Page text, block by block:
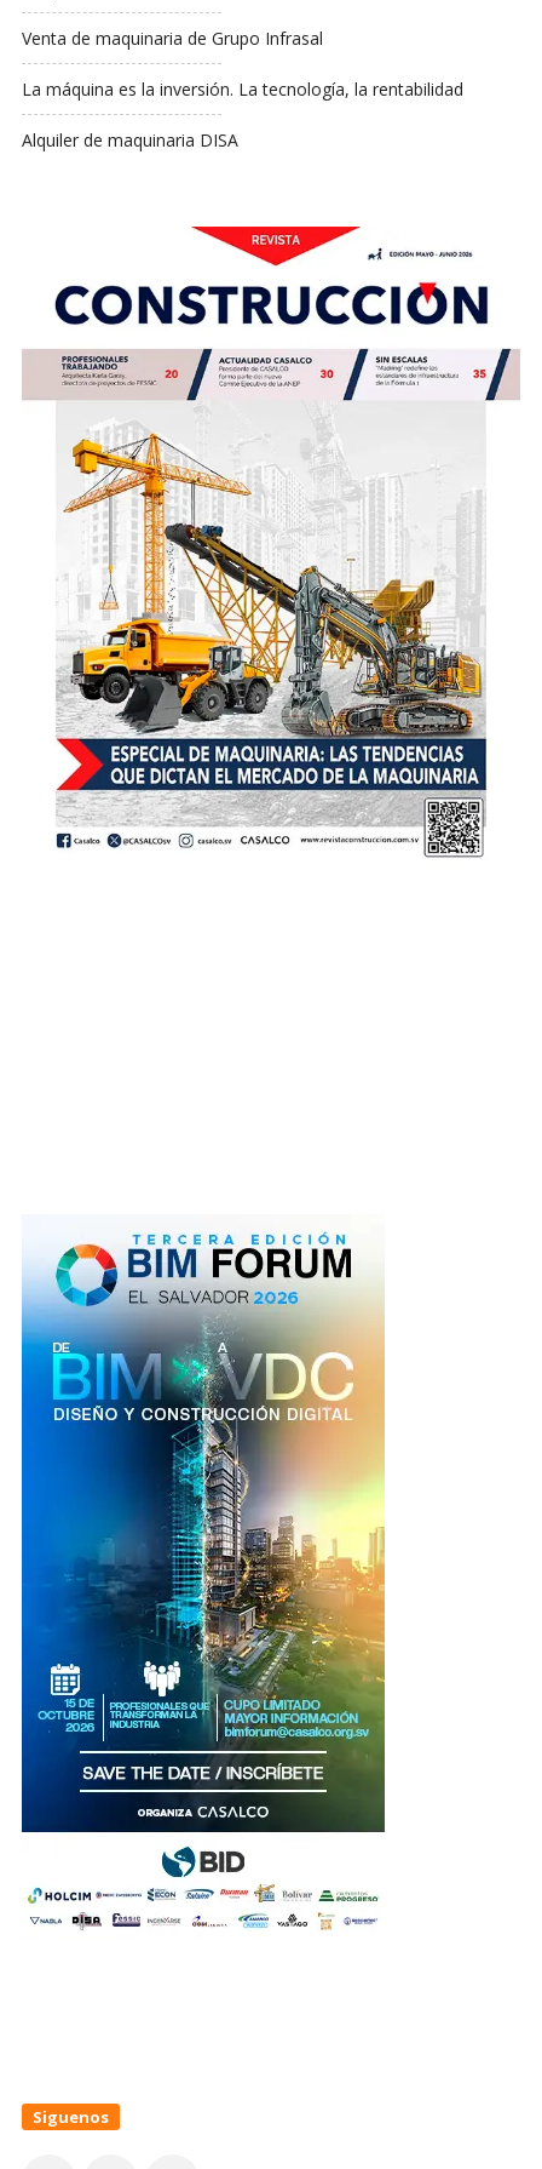
Venta de maquinaria de Grupo Infrasal
La máquina es la inversión. La tecnología, la rentabilidad
Alquiler de maquinaria DISA
Siguenos